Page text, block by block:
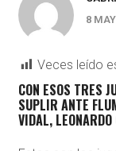
8
Veces leído
CON ESOS TRES
SUPLIR ANTE
VIDAL,